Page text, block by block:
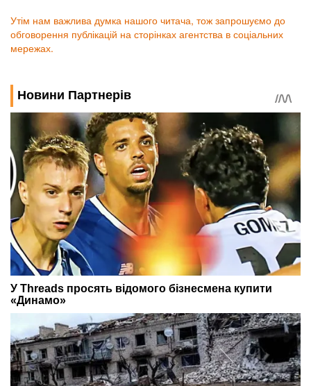
Утім нам важлива думка нашого читача, тож запрошуємо до
обговорення публікацій на сторінках агентства в соціальних
мережах.